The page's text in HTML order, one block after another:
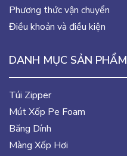
Phương thức vận chuyển
Điều khoản và điều kiện
DANH MỤC SẢN PHẨM
Túi Zipper
Mút Xốp Pe Foam
Băng Dính
Màng Xốp Hơi